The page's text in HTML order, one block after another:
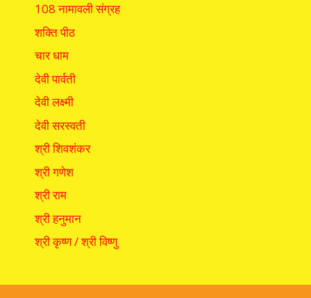
108 नामावली संग्रह
शक्ति पीठ
चार धाम
देवी पार्वती
देवी लक्ष्मी
देवी सरस्वती
श्री शिवशंकर
श्री गणेश
श्री राम
श्री हनुमान
श्री कृष्ण / श्री विष्णु